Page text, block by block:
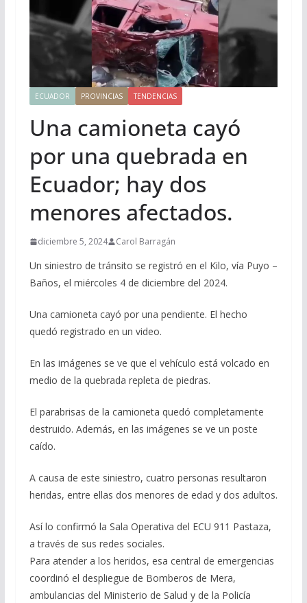
ECUADOR PROVINCIAS TENDENCIAS
Una camioneta cayó
por una quebrada en
Ecuador; hay dos
menores afectados.
diciembre 5, 2024 Carol Barragán
Un siniestro de tránsito se registró en el Kilo, vía Puyo –
Baños, el miércoles 4 de diciembre del 2024.
Una camioneta cayó por una pendiente. El hecho
quedó registrado en un video.
En las imágenes se ve que el vehículo está volcado en
medio de la quebrada repleta de piedras.
El parabrisas de la camioneta quedó completamente
destruido. Además, en las imágenes se ve un poste
caído.
A causa de este siniestro, cuatro personas resultaron
heridas, entre ellas dos menores de edad y dos adultos.
Así lo confirmó la Sala Operativa del ECU 911 Pastaza,
a través de sus redes sociales.
Para atender a los heridos, esa central de emergencias
coordinó el despliegue de Bomberos de Mera,
ambulancias del Ministerio de Salud y de la Policía